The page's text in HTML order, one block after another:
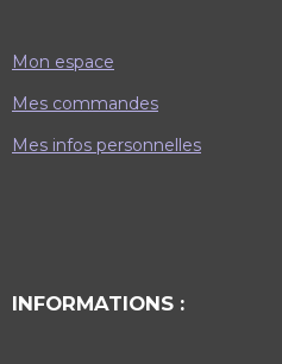
Mon espace
Mes commandes
Mes infos personnelles
INFORMATIONS :